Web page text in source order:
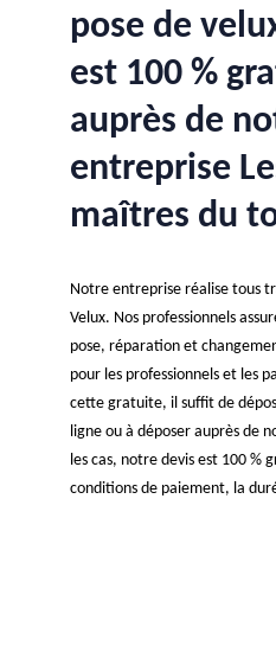
pose de
est 100 %
auprès de
entreprise
maîtres du
Notre entreprise réalise tous
Velux. Nos professionnels
pose, réparation et
pour les professionnels et les
cette gratuite, il suffit de
ligne ou à déposer auprès de
les cas, notre devis est 100 %
conditions de paiement, la